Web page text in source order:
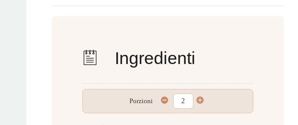
Ingredienti
Porzioni